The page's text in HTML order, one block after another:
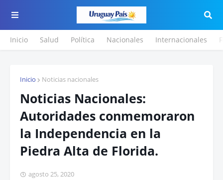
Inicio Salud Política Nacionales Internacionales
Inicio Noticias nacionales
Noticias Nacionales:
Autoridades conmemoraron
la Independencia en la
Piedra Alta de Florida.
agosto 25, 2020